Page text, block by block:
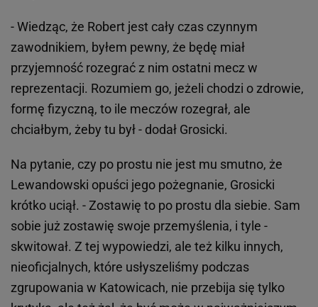
- Wiedząc, że Robert jest cały czas czynnym
zawodnikiem, byłem pewny, że będę miał
przyjemność rozegrać z nim ostatni mecz w
reprezentacji. Rozumiem go, jeżeli chodzi o zdrowie,
formę fizyczną, to ile meczów rozegrał, ale
chciałbym, żeby tu był - dodał Grosicki.
Na pytanie, czy po prostu nie jest mu smutno, że
Lewandowski opuści jego pożegnanie, Grosicki
krótko uciął. - Zostawię to po prostu dla siebie. Sam
sobie już zostawię swoje przemyślenia, i tyle -
skwitował. Z tej wypowiedzi, ale też kilku innych,
nieoficjalnych, które usłyszeliśmy podczas
zgrupowania w Katowicach, nie przebija się tylko